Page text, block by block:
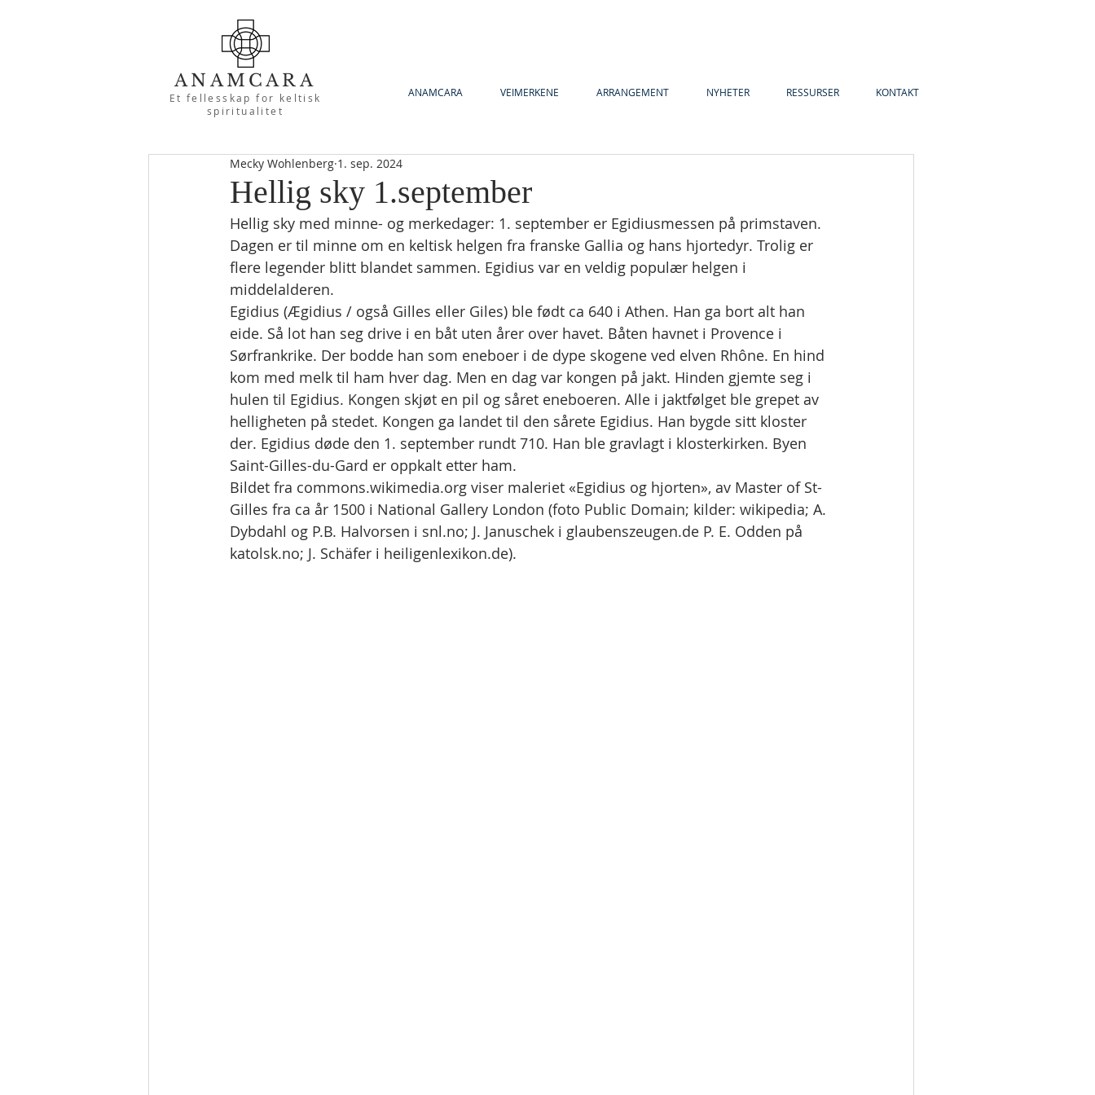
ANAMCARA
Et fellesskap for keltisk
spiritualitet
ANAMCARA VEIMERKENE ARRANGEMENT NYHETER RESSURSER KONTAKT
Hellig sky 1.september
Mecky Wohlenberg 1. sep. 2024
Hellig sky med minne- og merkedager: 1. september er Egidiusmessen på primstaven.
Dagen er til minne om en keltisk helgen fra franske Gallia og hans hjortedyr. Trolig er
flere legender blitt blandet sammen. Egidius var en veldig populær helgen i
middelalderen.
Egidius (Ægidius / også Gilles eller Giles) ble født ca 640 i Athen. Han ga bort alt han
eide. Så lot han seg drive i en båt uten årer over havet. Båten havnet i Provence i
Sørfrankrike. Der bodde han som eneboer i de dype skogene ved elven Rhône. En hind
kom med melk til ham hver dag. Men en dag var kongen på jakt. Hinden gjemte seg i
hulen til Egidius. Kongen skjøt en pil og såret eneboeren. Alle i jaktfølget ble grepet av
helligheten på stedet. Kongen ga landet til den sårete Egidius. Han bygde sitt kloster
der. Egidius døde den 1. september rundt 710. Han ble gravlagt i klosterkirken. Byen
Saint-Gilles-du-Gard er oppkalt etter ham.
Bildet fra commons.wikimedia.org viser maleriet «Egidius og hjorten», av Master of St-
Gilles fra ca år 1500 i National Gallery London (foto Public Domain; kilder: wikipedia; A.
Dybdahl og P.B. Halvorsen i snl.no; J. Januschek i glaubenszeugen.de P. E. Odden på
katolsk.no; J. Schäfer i heiligenlexikon.de).